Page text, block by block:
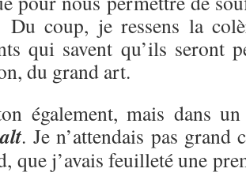
coup, je ressens la
qui savent qu’ils seront
du grand art.
également, mais dans
. Je n’attendais pas grand
que j’avais feuilleté une